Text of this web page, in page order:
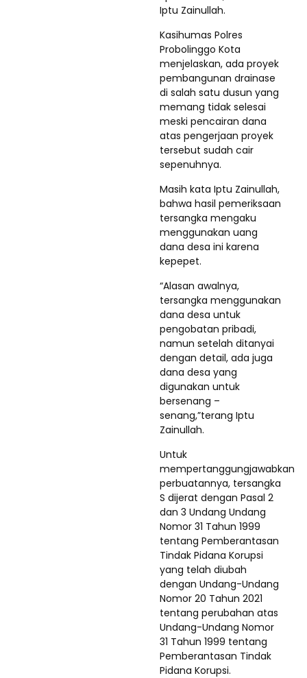
Iptu Zainullah.
Kasihumas Polres
Probolinggo Kota
menjelaskan, ada proyek
pembangunan drainase
di salah satu dusun yang
memang tidak selesai
meski pencairan dana
atas pengerjaan proyek
tersebut sudah cair
sepenuhnya.
Masih kata Iptu Zainullah,
bahwa hasil pemeriksaan
tersangka mengaku
menggunakan uang
dana desa ini karena
kepepet.
“Alasan awalnya,
tersangka menggunakan
dana desa untuk
pengobatan pribadi,
namun setelah ditanyai
dengan detail, ada juga
dana desa yang
digunakan untuk
bersenang –
senang,”terang Iptu
Zainullah.
Untuk
mempertanggungjawabkan
perbuatannya, tersangka
S dijerat dengan Pasal 2
dan 3 Undang Undang
Nomor 31 Tahun 1999
tentang Pemberantasan
Tindak Pidana Korupsi
yang telah diubah
dengan Undang-Undang
Nomor 20 Tahun 2021
tentang perubahan atas
Undang-Undang Nomor
31 Tahun 1999 tentang
Pemberantasan Tindak
Pidana Korupsi.